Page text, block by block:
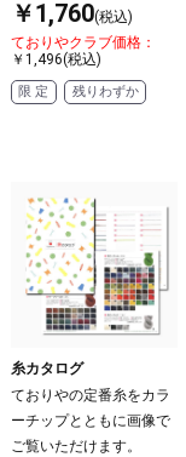
￥1,760(税込)
ておりやクラブ価格：
￥1,496(税込)
限 定 残りわずか
糸カタログ
ておりやの定番糸をカラ
ーチップとともに画像で
ご覧いただけます。